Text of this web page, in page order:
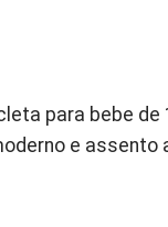
para bebe
e